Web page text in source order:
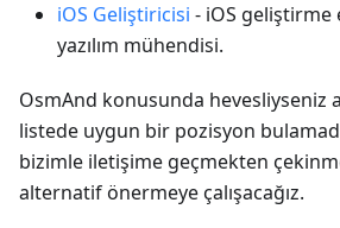
iOS Geliştiricisi - iOS geliştirme
yazılım mühendisi.
OsmAnd konusunda hevesliyseniz
listede uygun bir pozisyon
bizimle iletişime geçmekten
alternatif önermeye çalışacağız.